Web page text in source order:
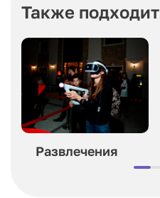
Также подходит
Развлечения